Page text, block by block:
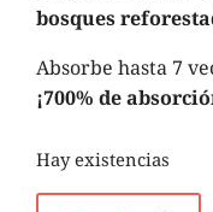
bosques
Absorbe hasta 7
¡700% de
Hay existencias